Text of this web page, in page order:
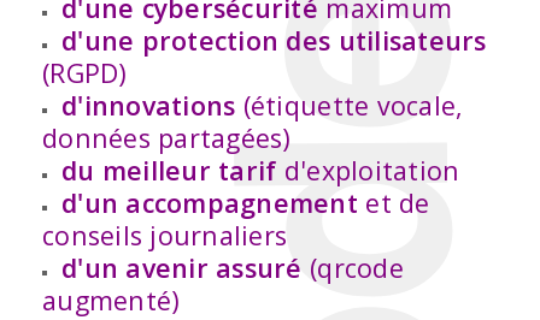
d'une cybersécurité maximum
d'une protection des utilisateurs
(RGPD)
d'innovations (étiquette vocale,
données partagées)
du meilleur tarif d'exploitation
d'un accompagnement et de
conseils journaliers
d'un avenir assuré (qrcode
augmenté)